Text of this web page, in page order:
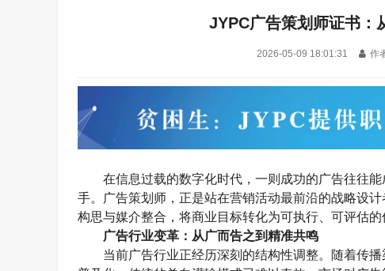
JYPC广告策划师证书：
2026-05-09 18:01:31 作
在信息过载的数字化时代，一则成功的广告往往
手。广告策划师，正是站在营销活动最前沿的战略设
构思与媒介整合，将商业目标转化为可执行、可评估
广告行业变革：从广而告之到精准共鸣
当前广告行业正经历深刻的结构性调整。随着传